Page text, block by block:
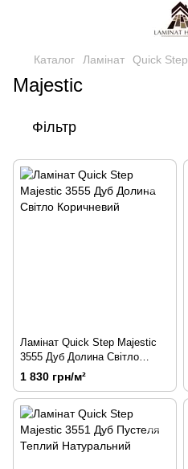
Каталог Ламінат Quick Step
Majestic
Фільтр
Ламінат Quick Step Majestic
3555 Дуб Долина Світло
Коричневий
1 830 грн/м²